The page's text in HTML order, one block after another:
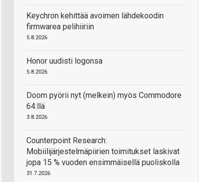
Keychron kehittää avoimen lähdekoodin
firmwarea pelihiiriin
5.8.2026
Honor uudisti logonsa
5.8.2026
Doom pyörii nyt (melkein) myös Commodore
64:llä
3.8.2026
Counterpoint Research:
Mobiilijärjestelmäpiirien toimitukset laskivat
jopa 15 % vuoden ensimmäisellä puoliskolla
31.7.2026